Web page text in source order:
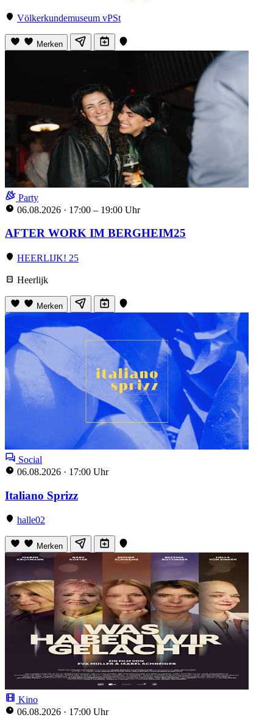
Völkerkundemuseum vPSt
Merken
Party
06.08.2026 · 17:00 – 19:00 Uhr
AFTER WORK IM BERGHEIM25
HEERLIJK! 25
Heerlijk
Merken
Social
06.08.2026 · 17:00 Uhr
Italiano Sprizz
halle02
Merken
Kino
06.08.2026 · 17:00 Uhr